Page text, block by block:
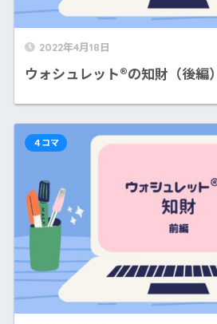
2022年4月18日
ウォシュレット®の知財（後編）
４コマ